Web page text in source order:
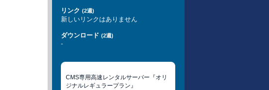
リンク (2週)
新しいリンクはありません
ダウンロード (2週)
-
CMS専用高速レンタルサーバー『オリ
ジナルレギュラープラン』